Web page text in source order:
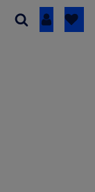
Inloggen